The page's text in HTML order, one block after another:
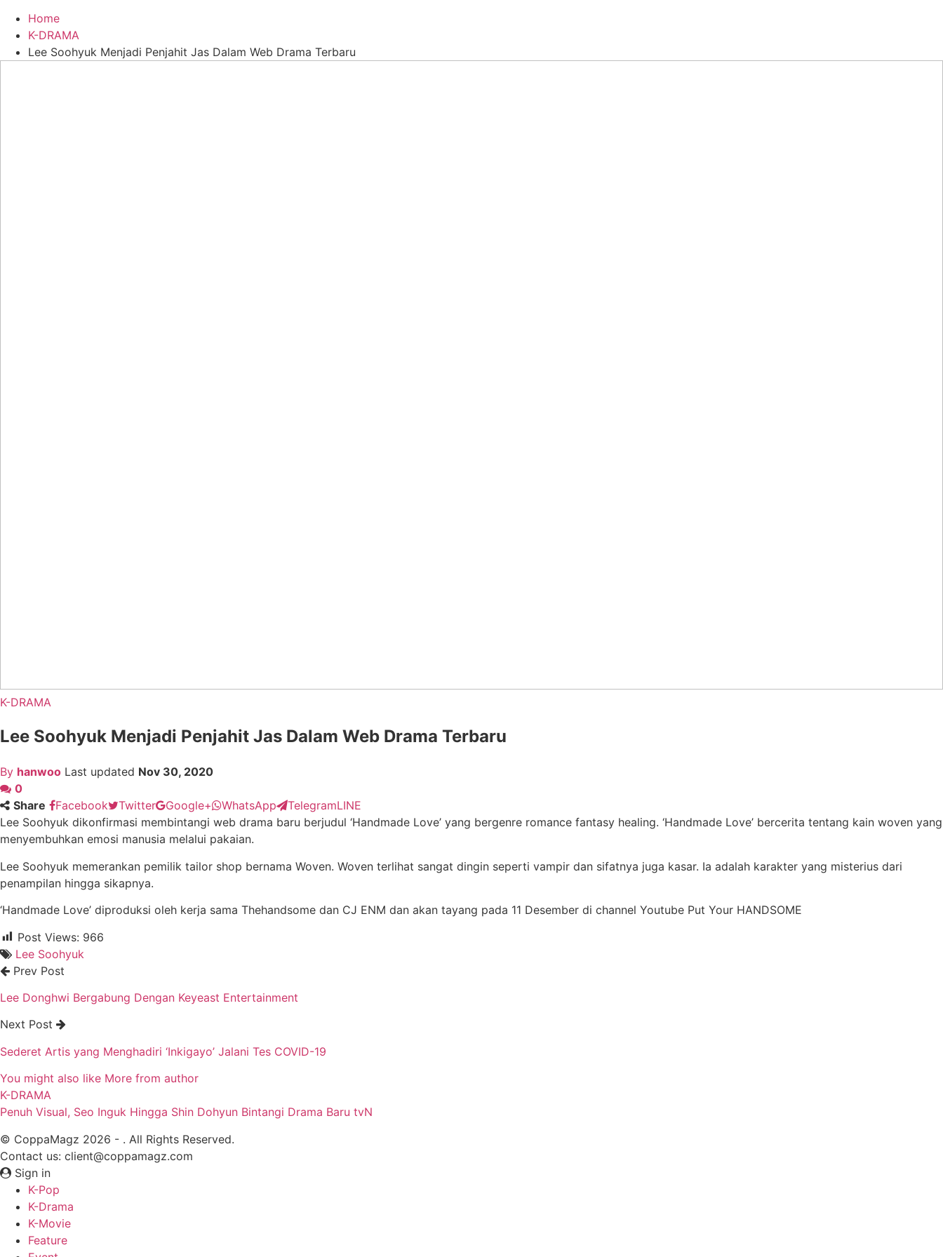
Home
K-DRAMA
Lee Soohyuk Menjadi Penjahit Jas Dalam Web Drama Terbaru
K-DRAMA
Lee Soohyuk Menjadi Penjahit Jas Dalam Web Drama Terbaru
By hanwoo Last updated Nov 30, 2020
0
Share
Facebook Twitter Google+ WhatsApp TelegramLINE
Lee Soohyuk dikonfirmasi membintangi web drama baru berjudul ‘Handmade Love’ yang bergenre romance fantasy healing. ‘Handmade Love’ bercerita tentang kain woven yang
menyembuhkan emosi manusia melalui pakaian.
Lee Soohyuk memerankan pemilik tailor shop bernama Woven. Woven terlihat sangat dingin seperti vampir dan sifatnya juga kasar. Ia adalah karakter yang misterius dari
penampilan hingga sikapnya.
‘Handmade Love’ diproduksi oleh kerja sama Thehandsome dan CJ ENM dan akan tayang pada 11 Desember di channel Youtube Put Your HANDSOME
Post Views: 966
Lee Soohyuk
Prev Post
Lee Donghwi Bergabung Dengan Keyeast Entertainment
Next Post
Sederet Artis yang Menghadiri ‘Inkigayo’ Jalani Tes COVID-19
You might also like More from author
K-DRAMA
Penuh Visual, Seo Inguk Hingga Shin Dohyun Bintangi Drama Baru tvN
© CoppaMagz 2026 - . All Rights Reserved.
Contact us: client@coppamagz.com
Sign in
K-Pop
K-Drama
K-Movie
Feature